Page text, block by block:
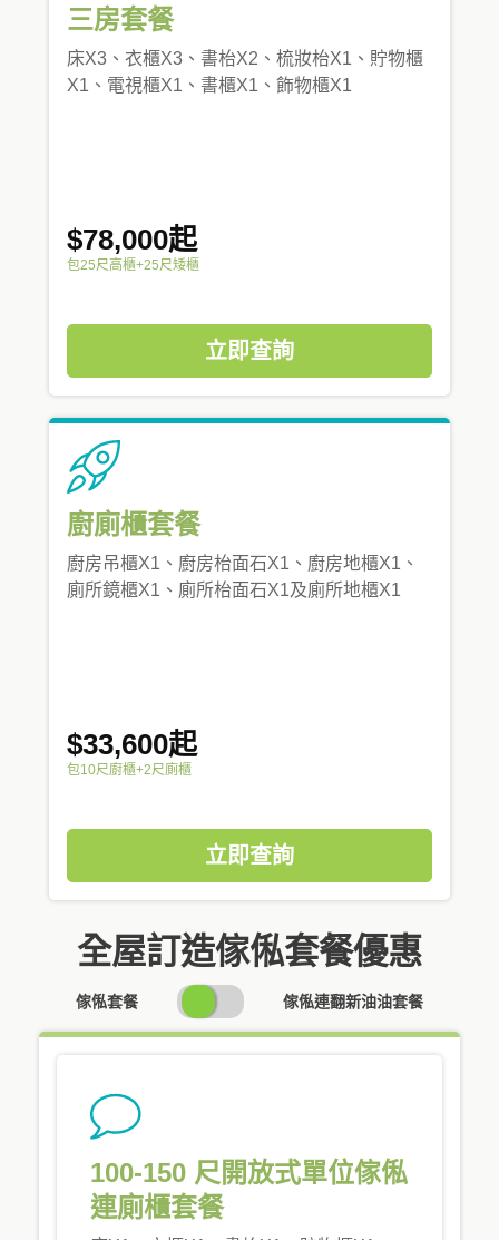
三房套餐
床X3、衣櫃X3、書枱X2、梳妝枱X1、貯物櫃
X1、電視櫃X1、書櫃X1、飾物櫃X1
$78,000起
包25尺高櫃+25尺矮櫃
立即查詢
廚廁櫃套餐
廚房吊櫃X1、廚房枱面石X1、廚房地櫃X1、
廁所鏡櫃X1、廁所枱面石X1及廁所地櫃X1
$33,600起
包10尺廚櫃+2尺廁櫃
立即查詢
全屋訂造傢俬套餐優惠
傢俬套餐
SWITCH
PRICING
傢俬連翻新油油套餐
100-150 尺開放式單位傢俬
連廁櫃套餐